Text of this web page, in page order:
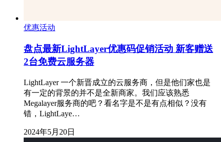
优惠活动
盘点最新LightLayer优惠码促销活动 新客赠送
2台免费云服务器
LightLayer 一个新晋成立的云服务商，但是他们家也是
有一定的背景的并不是全新商家。我们应该熟悉
Megalayer服务商的吧？看名字是不是有点相似？没有
错，LightLaye…
2024年5月20日